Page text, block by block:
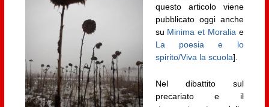
questo articolo viene
pubblicato oggi anche
su Minima et Moraliae
La poesia e lo
spirito/Viva la scuola].
Nel dibattito sul
precariato e il